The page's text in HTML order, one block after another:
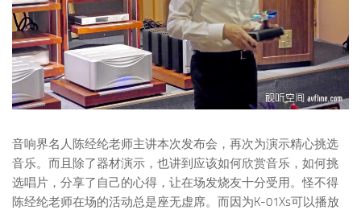
音响界名人陈经纶老师主讲本次发布会，再次为演示精心挑选
音乐。而且除了器材演示，也讲到应该如何欣赏音乐，如何挑
选唱片，分享了自己的心得，让在场发烧友十分受用。怪不得
陈经纶老师在场的活动总是座无虚席。而因为K-01Xs可以播放